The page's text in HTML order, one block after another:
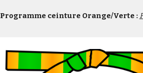
Programme ceinture Orange/Verte :